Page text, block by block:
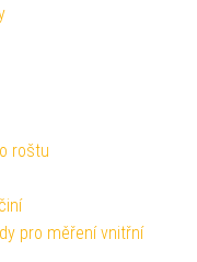
roštu
pro měření vnitřní